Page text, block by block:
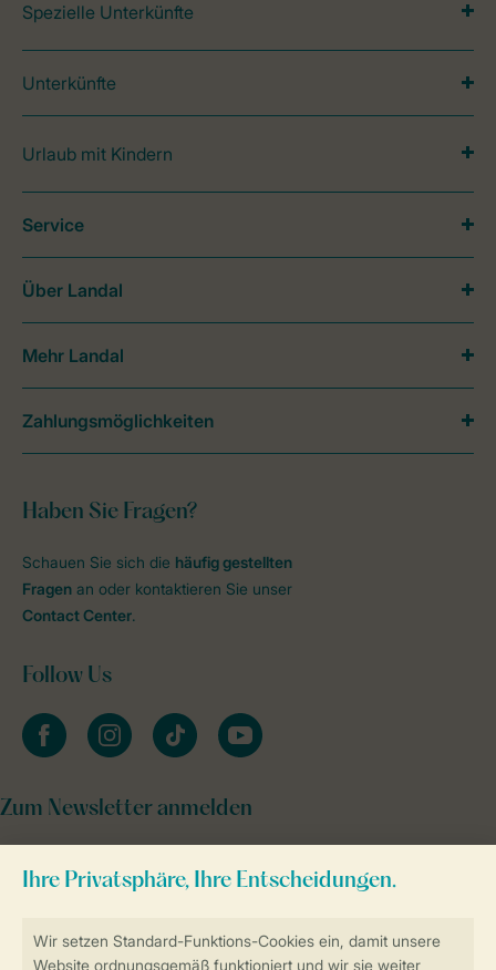
Spezielle Unterkünfte
Unterkünfte
Urlaub mit Kindern
Haben Sie Fragen?
Schauen Sie sich die häufig gestellten
Fragen an oder kontaktieren Sie unser
Contact Center.
Follow Us
facebookinstagramtiktok youtube
Zum Newsletter anmelden
Service
Über Landal
Mehr Landal
Zahlungsmöglichkeiten